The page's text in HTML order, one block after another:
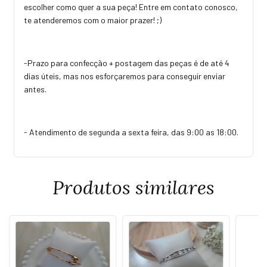
escolher como quer a sua peça! Entre em contato conosco,
te atenderemos com o maior prazer! ;)
-Prazo para confecção + postagem das peças é de até 4
dias úteis, mas nos esforçaremos para conseguir enviar
antes.
- Atendimento de segunda a sexta feira, das 9:00 as 18:00.
Produtos similares